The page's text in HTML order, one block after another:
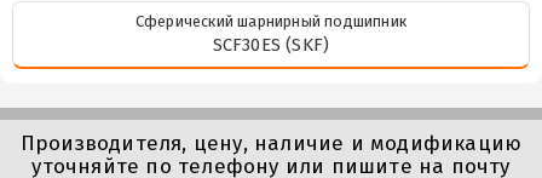
Сферический шарнирный подшипник
SCF30ES (SKF)
Производителя, цену, наличие и модификацию
уточняйте по телефону или пишите на почту